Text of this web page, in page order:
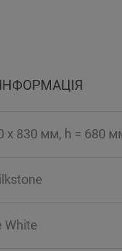
x 830 мм, h = 680
White